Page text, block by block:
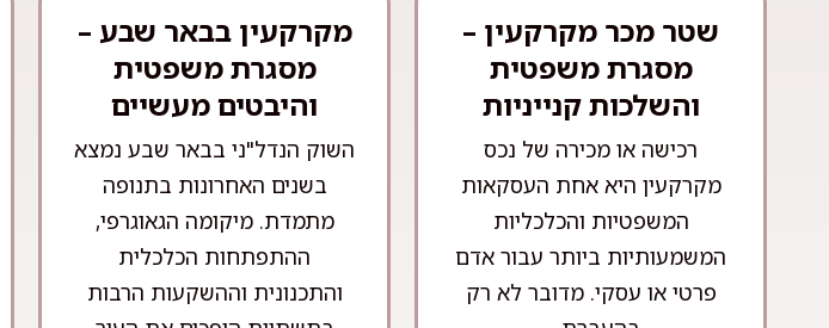
שטר מכר מקרקעין –
מסגרת משפטית
והשלכות קנייניות
רכישה או מכירה של נכס
מקרקעין היא אחת העסקאות
המשפטיות והכלכליות
המשמעותיות ביותר עבור אדם
פרטי או עסקי. מדובר לא רק
מקרקעין בבאר שבע –
מסגרת משפטית
והיבטים מעשיים
השוק הנדל"ני בבאר שבע נמצא
בשנים האחרונות בתנופה
מתמדת. מיקומה הגאוגרפי,
ההתפתחות הכלכלית
והתכנונית וההשקעות הרבות